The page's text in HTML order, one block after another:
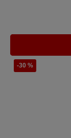
-30 %